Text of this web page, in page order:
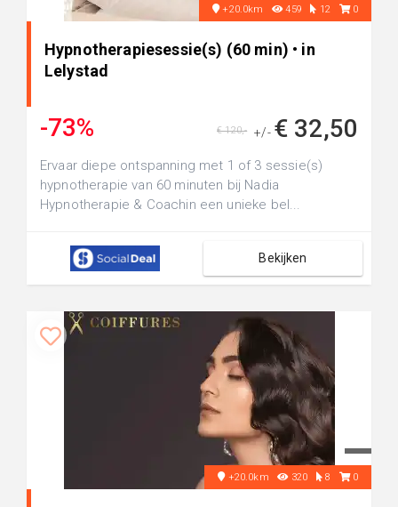
+20.0km 459 12 0
Hypnotherapiesessie(s) (60 min) • in
Lelystad
-73% +/- € 32,50
€ 120,-
Ervaar diepe ontspanning met 1 of 3 sessie(s)
hypnotherapie van 60 minuten bij Nadia
Hypnotherapie & Coachin een unieke bel...
Bekijken
+20.0km 320 8 0